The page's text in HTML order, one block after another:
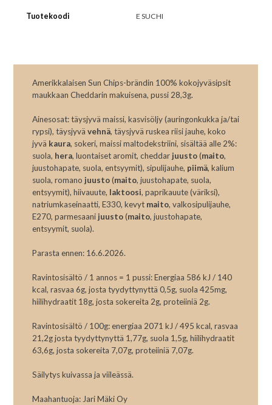
Tuotekoodi E SUCHI
Amerikkalaisen Sun Chips-brändin 100% kokojyväsipsit
maukkaan Cheddarin makuisena, pussi 28,3g.
Ainesosat: täysjyvä maissi, kasvisöljy (auringonkukka ja/tai
rypsi), täysjyvävehnä, täysjyvä ruskea riisi jauhe, koko
jyvä kaura, sokeri, maissi maltodekstriini, sisältää alle 2%:
suola, hera, luontaiset aromit, cheddar juusto(maito,
juustohapate, suola, entsyymit), sipulijauhe, piimä, kalium
suola, romano juusto(maito, juustohapate, suola,
entsyymit), hiivauute, laktoosi, paprikauute (väriksi),
natriumkaseinaatti, E330, kevyt maito, valkosipulijauhe,
E270, parmesaani juusto(maito, juustohapate,
entsyymit, suola).
Parasta ennen: 16.6.2026.
Ravintosisältö / 1 annos = 1 pussi: Energiaa 586 kJ / 140
kcal, rasvaa 6g, josta tyydyttynyttä 0,5g, suola 425mg,
hiilihydraatit 18g, josta sokereita 2g, proteiiniä 2g.
Ravintosisältö / 100g: energiaa 2071 kJ / 495 kcal, rasvaa
21,2g josta tyydyttynyttä 1,77g, suola 1,5g, hiilihydraatit
63,6g, josta sokereita 7,07g, proteiiniä 7,07g.
Säilytys kuivassa ja viileässä.
Maahantuoja: Jari Mäki Oy